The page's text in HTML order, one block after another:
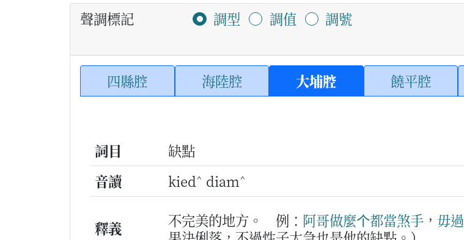
聲調標記 調型 調值 調號
四縣腔 海陸腔 大埔腔 饒平腔
詞目
缺點
音讀
kied^ diam^
釋義 不完美的地方。 例： 阿哥做麼个都當煞手 ， 毋過